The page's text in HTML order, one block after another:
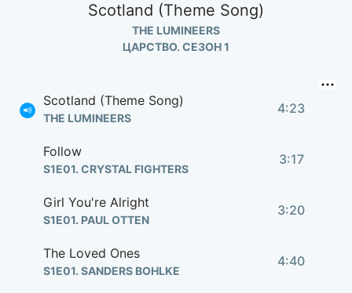
Scotland (Theme Song)
THE LUMINEERS
ЦАРСТВО. СЕЗОН 1
Scotland (Theme Song)
THE LUMINEERS
4:23
Follow
S1E01. CRYSTAL FIGHTERS
3:17
Girl You're Alright
S1E01. PAUL OTTEN
3:20
The Loved Ones
S1E01. SANDERS BOHLKE
4:40